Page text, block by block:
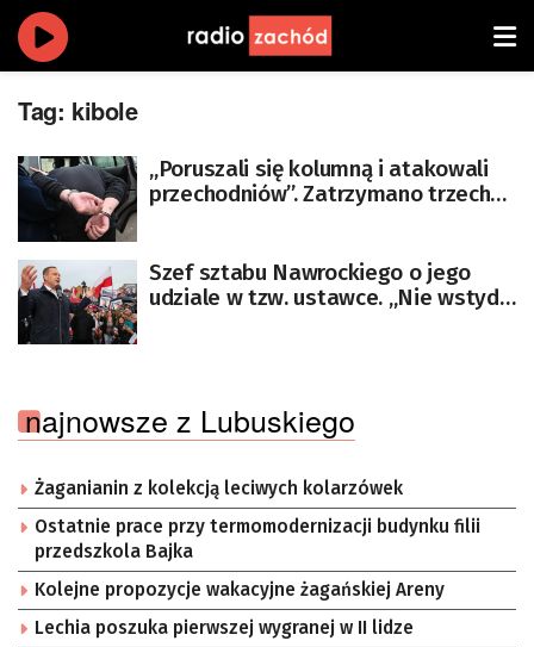
Tag: kibole
„Poruszali się kolumną i atakowali
przechodniów”. Zatrzymano trzech
Szef sztabu Nawrockiego o jego
udziale w tzw. ustawce. „Nie wstydzi
najnowsze z Lubuskiego
Żaganianin z kolekcją leciwych kolarzówek
Ostatnie prace przy termomodernizacji budynku filii
przedszkola Bajka
Kolejne propozycje wakacyjne żagańskiej Areny
Lechia poszuka pierwszej wygranej w II lidze